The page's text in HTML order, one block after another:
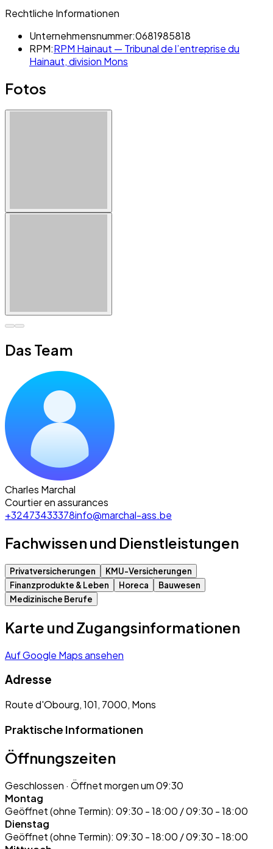
Rechtliche Informationen
Unternehmensnummer:0681985818
RPM:RPM Hainaut — Tribunal de l’entreprise du
Hainaut, division Mons
Fotos
Das Team
Charles Marchal
Courtier en assurances
+32473433378info@marchal-ass.be
Fachwissen und Dienstleistungen
Privatversicherungen
KMU-Versicherungen
Finanzprodukte & Leben
Horeca
Bauwesen
Medizinische Berufe
Karte und Zugangsinformationen
Auf Google Maps ansehen
Adresse
Route d'Obourg, 101, 7000, Mons
Praktische Informationen
Öffnungszeiten
Geschlossen · Öffnet morgen um 09:30
Montag
Geöffnet (ohne Termin): 09:30 - 18:00 / 09:30 - 18:00
Dienstag
Geöffnet (ohne Termin): 09:30 - 18:00 / 09:30 - 18:00